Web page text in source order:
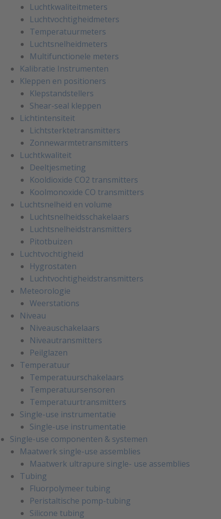
Luchtkwaliteitmeters
Luchtvochtigheidmeters
Temperatuurmeters
Luchtsnelheidmeters
Multifunctionele meters
Kalibratie Instrumenten
Kleppen en positioners
Klepstandstellers
Shear-seal kleppen
Lichtintensiteit
Lichtsterktetransmitters
Zonnewarmtetransmitters
Luchtkwaliteit
Deeltjesmeting
Kooldioxide CO2 transmitters
Koolmonoxide CO transmitters
Luchtsnelheid en volume
Luchtsnelheidsschakelaars
Luchtsnelheidstransmitters
Pitotbuizen
Luchtvochtigheid
Hygrostaten
Luchtvochtigheidstransmitters
Meteorologie
Weerstations
Niveau
Niveauschakelaars
Niveautransmitters
Peilglazen
Temperatuur
Temperatuurschakelaars
Temperatuursensoren
Temperatuurtransmitters
Single-use instrumentatie
Single-use instrumentatie
Single-use componenten & systemen
Maatwerk single-use assemblies
Maatwerk ultrapure single- use assemblies
Tubing
Fluorpolymeer tubing
Peristaltische pomp-tubing
Silicone tubing